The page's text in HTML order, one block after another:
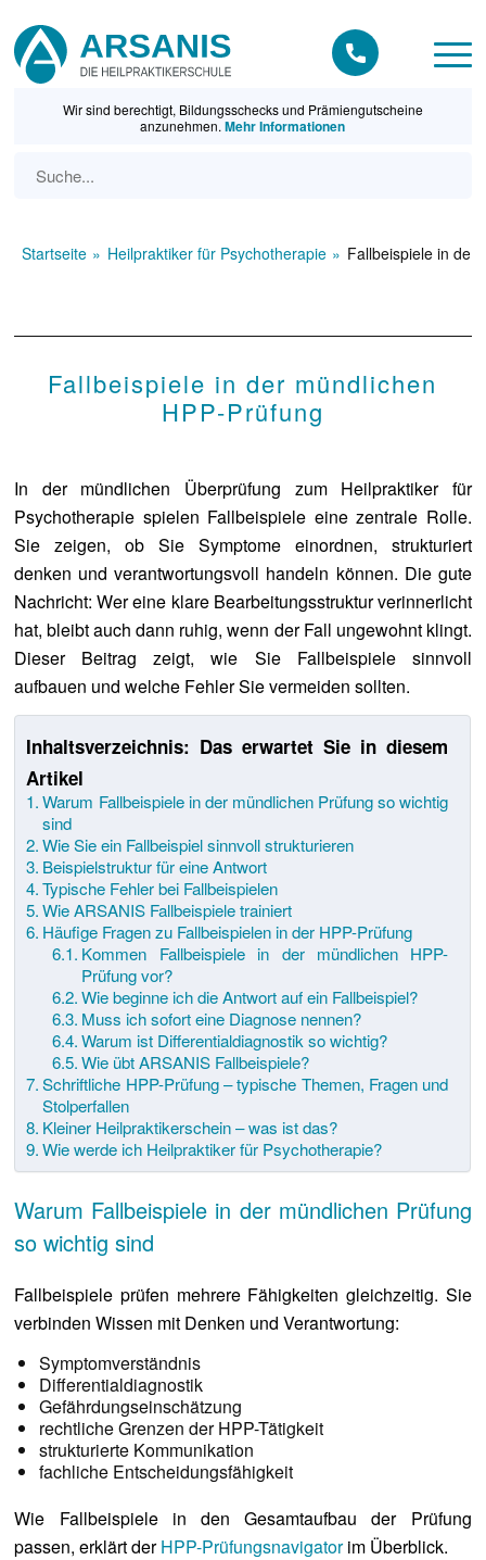
Wir sind berechtigt, Bildungsschecks und Prämiengutscheine
anzunehmen.Mehr Informationen
Startseite Heilpraktiker für Psychotherapie Fallbeispiele in der
Fallbeispiele in der mündlichen
HPP-Prüfung
In der mündlichen Überprüfung zum Heilpraktiker für
Psychotherapie spielen Fallbeispiele eine zentrale Rolle.
Sie zeigen, ob Sie Symptome einordnen, strukturiert
denken und verantwortungsvoll handeln können. Die gute
Nachricht: Wer eine klare Bearbeitungsstruktur verinnerlicht
hat, bleibt auch dann ruhig, wenn der Fall ungewohnt klingt.
Dieser Beitrag zeigt, wie Sie Fallbeispiele sinnvoll
aufbauen und welche Fehler Sie vermeiden sollten.
Inhaltsverzeichnis: Das erwartet Sie in diesem
Artikel
Warum Fallbeispiele in der mündlichen Prüfung so wichtig
sind
Wie Sie ein Fallbeispiel sinnvoll strukturieren
Beispielstruktur für eine Antwort
Typische Fehler bei Fallbeispielen
Wie ARSANIS Fallbeispiele trainiert
Häufige Fragen zu Fallbeispielen in der HPP-Prüfung
Kommen Fallbeispiele in der mündlichen HPP-
Prüfung vor?
Wie beginne ich die Antwort auf ein Fallbeispiel?
Muss ich sofort eine Diagnose nennen?
Warum ist Differentialdiagnostik so wichtig?
Wie übt ARSANIS Fallbeispiele?
Schriftliche HPP-Prüfung – typische Themen, Fragen und
Stolperfallen
Kleiner Heilpraktikerschein – was ist das?
Wie werde ich Heilpraktiker für Psychotherapie?
Warum Fallbeispiele in der mündlichen Prüfung
so wichtig sind
Fallbeispiele prüfen mehrere Fähigkeiten gleichzeitig. Sie
verbinden Wissen mit Denken und Verantwortung:
Symptomverständnis
Differentialdiagnostik
Gefährdungseinschätzung
rechtliche Grenzen der HPP-Tätigkeit
strukturierte Kommunikation
fachliche Entscheidungsfähigkeit
Wie Fallbeispiele in den Gesamtaufbau der Prüfung
passen, erklärt derHPP-Prüfungsnavigatorim Überblick.